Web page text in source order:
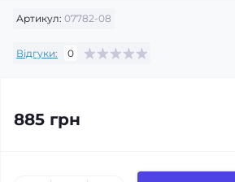
Артикул: 07782-08
Відгуки: 0
885 грн